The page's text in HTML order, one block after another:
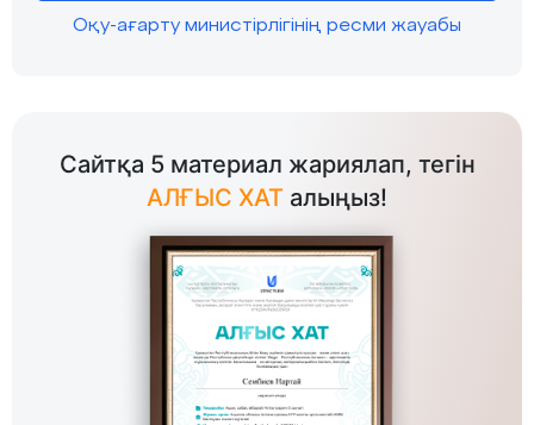
Оқу-ағарту министірлігінің ресми жауабы
Сайтқа 5 материал жариялап, тегін
АЛҒЫС ХАТ алыңыз!